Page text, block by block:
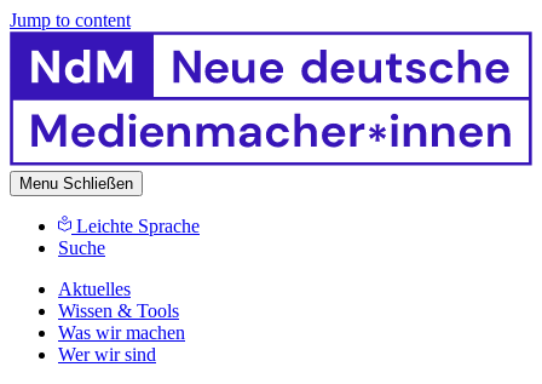
Jump to content
Menu Schließen
Leichte Sprache
Suche
Aktuelles
Wissen & Tools
Was wir machen
Wer wir sind